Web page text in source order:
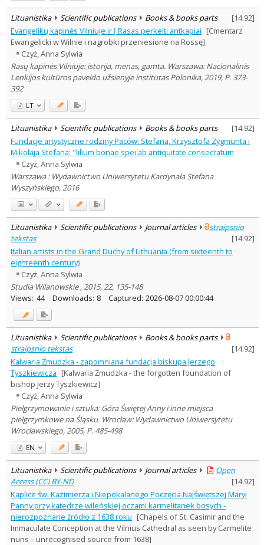
Lituanistika Scientific publications Books & books parts [14.92]
Evangelikų kapinės Vilniuje ir Į Rasas perkelti antkapiai [Cmentarz
Ewangelicki w Wilnie i nagrobki przeniesione na Rossę]
Czyż, Anna Sylwia
Rasų kapinės Vilniuje: istorija, menas, gamta. Warszawa: Nacionalinis
Lenkijos kultūros paveldo užsienyje institutas Polonika, 2019, P. 373-
392
LT
Lituanistika Scientific publications Books & books parts [14.92]
Fundacje artystyczne rodziny Paców: Stefana, Krzysztofa Zygmunta i
Mikołaja Stefana: "lilium bonae spei ab antiquitate consecratum
Czyż, Anna Sylwia
Warszawa : Wydawnictwo Uniwersytetu Kardynała Stefana
Wyszyńskiego, 2016
Lituanistika Scientific publications Journal articles
straipsnio
tekstas
[14.92]
Italian artists in the Grand Duchy of Lithuania (from sixteenth to
eighteenth century)
Czyż, Anna Sylwia
Studia Wilanowskie , 2015, 22, 135-148
Views: 44 Downloads: 8 Captured: 2026-08-07 00:00:44
Lituanistika Scientific publications
Books & books parts
straipsnio tekstas
[14.92]
Kalwaria Żmudzka - zapomniana fundacja biskupa Jerzego
Tyszkiewicza [Kalwaria Żmudzka - the forgotten foundation of
bishop Jerzy Tyszkiewicz]
Czyż, Anna Sylwia
Pielgrzymowanie i sztuka: Góra Świętej Anny i inne miejsca
pielgrzymkowe na Śląsku. Wrocław: Wydawnictwo Uniwersytetu
Wrocławskiego, 2005, P. 485-498
EN
Lituanistika Scientific publications Journal articles
Open
Access (CC) BY-ND
[14.92]
Kaplice św. Kazimierza i Niepokalanego Poczęcia Najświętszej Maryi
Panny przy katedrze wileńskiej oczami karmelitanek bosych -
nierozpoznane źródło z 1638 roku [Chapels of St. Casimir and the
Immaculate Conception at the Vilnius Cathedral as seen by Carmelite
nuns – unrecognised source from 1638]